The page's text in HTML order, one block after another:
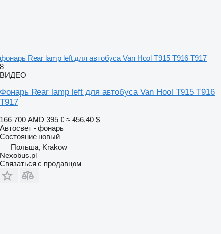
фонарь Rear lamp left для автобуса Van Hool T915 T916 T917
8
ВИДЕО
Фонарь Rear lamp left для автобуса Van Hool T915 T916
T917
166 700 AMD 395 € ≈ 456,40 $
Автосвет - фонарь
Состояние новый
Польша, Krakow
Nexobus.pl
Связаться с продавцом